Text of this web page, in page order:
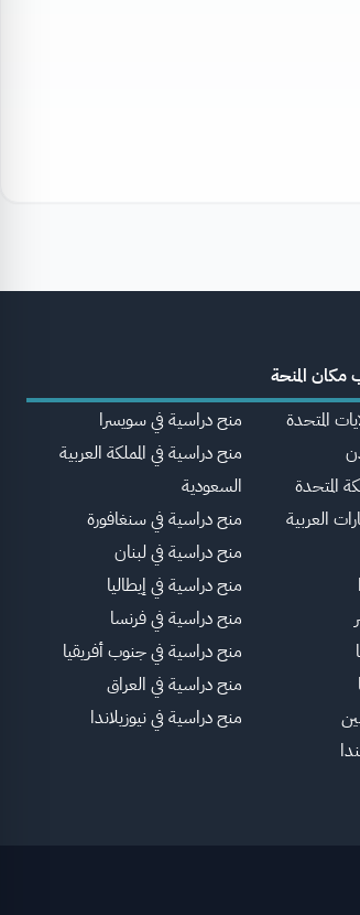
المنحة
المتحدة
المتحدة
العربية
منح دراسية في سويسرا
منح دراسية في المملكة العربية
السعودية
منح دراسية في سنغافورة
منح دراسية في لبنان
منح دراسية في إيطاليا
منح دراسية في فرنسا
منح دراسية في جنوب أفريقيا
منح دراسية في العراق
منح دراسية في نيوزيلاندا